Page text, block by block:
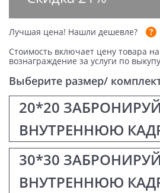
Лучшая цена! Нашли дешевле?
Стоимость включает цену товара
вознаграждение за услуги по
Выберите размер/
20*20
ВНУТРЕННЮЮ
30*30
ВНУТРЕННЮЮ